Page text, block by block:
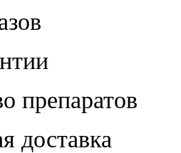
препаратов
доставка